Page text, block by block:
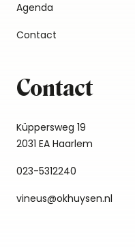
Agenda
Contact
Contact
Küppersweg 19
2031 EA Haarlem
023-5312240
vineus@okhuysen.nl